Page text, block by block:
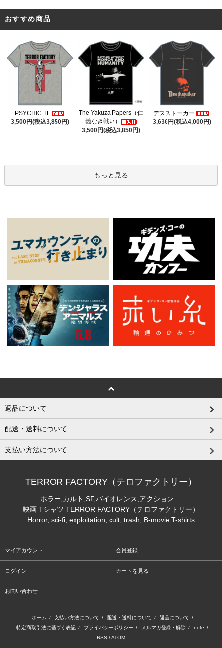
おすすめ商品
PSYCHIC TF
3,500円(税込3,850円)
The Yakuza Papers（仁
義なき戦い）
3,500円(税込3,850円)
デスストーカー
3,636円(税込4,000円)
もっと見る
返品について
配送・送料について
支払い方法について
TERROR FACTORY（テロファクトリー）
ホラー,カルト,SF,バイオレンス,アクション....
映画 Tシャツ TERROR FACTORY（テロファクトリー）
Horror, sci-fi, exploitation, cult, trash, B-movie T-shirts
マイアカウント 会員登録
ログイン カートを見る
お問い合わせ
ホーム / 支払い方法について / 配送・送料について / 返品について /
特定商取引法に基づく表記 / プライバシーポリシー / メルマガ登録・解除 / note /
RSS / ATOM